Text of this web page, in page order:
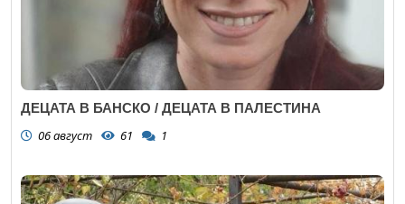
ДЕЦАТА В БАНСКО / ДЕЦАТА В ПАЛЕСТИНА
06 август 61 1